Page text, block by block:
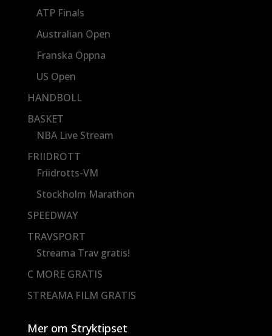
ATP Finals
Australian Open
Franska Öppna
US Open
HANDBOLL
BASKET
NBA Live Stream
FRIIDROTT
Friidrotts-VM
Stockholm Marathon
SPEEDWAY
TRAVSPORT
Streama Trav gratis!
C MORE GRATIS
STREAMA FILM GRATIS
Mer om Stryktipset